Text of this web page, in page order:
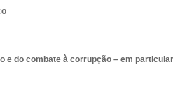
e do combate à corrupção – em